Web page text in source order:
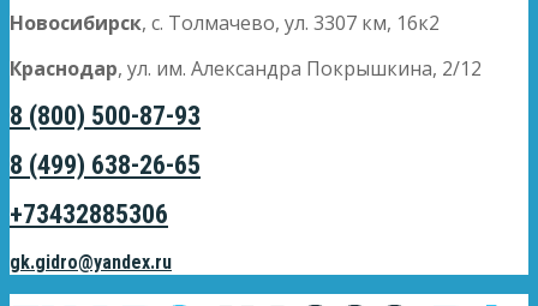
Новосибирск, с. Толмачево, ул. 3307 км, 16к2
Краснодар, ул. им. Александра Покрышкина, 2/12
8 (800) 500-87-93
8 (499) 638-26-65
+73432885306
gk.gidro@yandex.ru